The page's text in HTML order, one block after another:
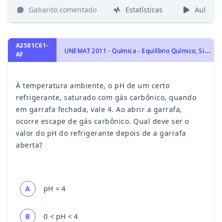
Gabarito comentado Estatísticas Aulas
A2581C61-
AF
U
NEMAT 2011 - Química - Equilíbrio Químico, Sistemas Homogêneos: Equilíbrio Químico na Água: pH e pOH, Indicadores Ácido-Base, Solução Tampão.
À temperatura ambiente, o pH de um certo
refrigerante, saturado com gás carbônico, quando
em garrafa fechada, vale 4. Ao abrir a garrafa,
ocorre escape de gás carbônico. Qual deve ser o
valor do pH do refrigerante depois de a garrafa
aberta?
A pH = 4
B 0 < pH < 4